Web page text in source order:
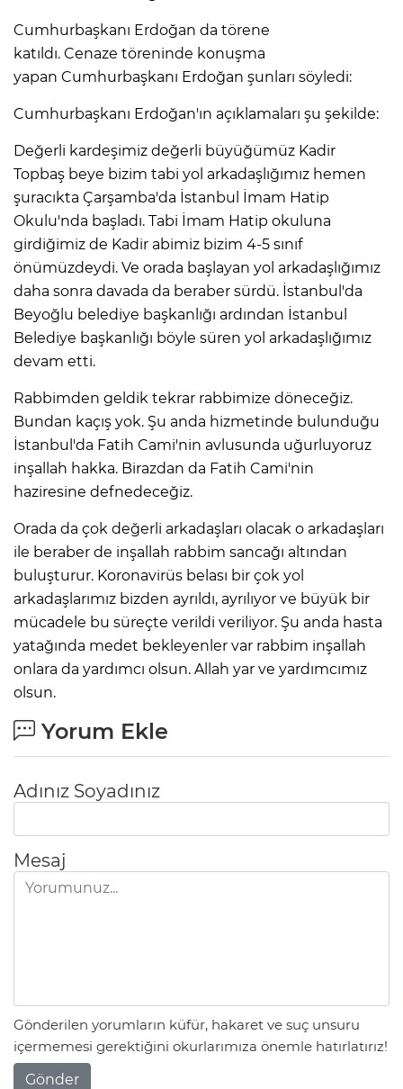
Cumhurbaşkanı Erdoğan da törene
katıldı. Cenaze töreninde konuşma
yapan Cumhurbaşkanı Erdoğan şunları söyledi:
Cumhurbaşkanı Erdoğan'ın açıklamaları şu şekilde:
Değerli kardeşimiz değerli büyüğümüz Kadir
Topbaş beye bizim tabi yol arkadaşlığımız hemen
şuracıkta Çarşamba'da İstanbul İmam Hatip
Okulu'nda başladı. Tabi İmam Hatip okuluna
girdiğimiz de Kadir abimiz bizim 4-5 sınıf
önümüzdeydi. Ve orada başlayan yol arkadaşlığımız
daha sonra davada da beraber sürdü. İstanbul'da
Beyoğlu belediye başkanlığı ardından İstanbul
Belediye başkanlığı böyle süren yol arkadaşlığımız
devam etti.
Rabbimden geldik tekrar rabbimize döneceğiz.
Bundan kaçış yok. Şu anda hizmetinde bulunduğu
İstanbul'da Fatih Cami'nin avlusunda uğurluyoruz
inşallah hakka. Birazdan da Fatih Cami'nin
haziresine defnedeceğiz.
Orada da çok değerli arkadaşları olacak o arkadaşları
ile beraber de inşallah rabbim sancağı altından
buluşturur. Koronavirüs belası bir çok yol
arkadaşlarımız bizden ayrıldı, ayrılıyor ve büyük bir
mücadele bu süreçte verildi veriliyor. Şu anda hasta
yatağında medet bekleyenler var rabbim inşallah
onlara da yardımcı olsun. Allah yar ve yardımcımız
olsun.
Yorum Ekle
Adınız Soyadınız
Mesaj
Gönderilen yorumların küfür, hakaret ve suç unsuru
içermemesi gerektiğini okurlarımıza önemle hatırlatırız!
Gönder